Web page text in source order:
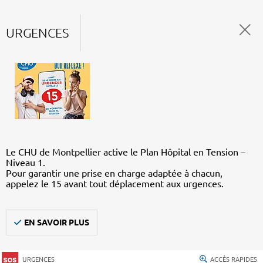
URGENCES
Le CHU de Montpellier active le Plan Hôpital en Tension –
Niveau 1.
Pour garantir une prise en charge adaptée à chacun,
appelez le 15 avant tout déplacement aux urgences.
EN SAVOIR PLUS
URGENCES ACCÈS RAPIDES